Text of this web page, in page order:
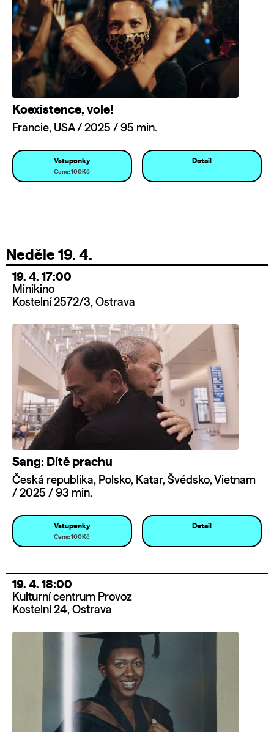
Koexistence, vole!
Francie, USA / 2025 / 95 min.
Vstupenky
Cena: 100Kč
Detail
Neděle 19. 4.
19. 4. 17:00
Minikino
Kostelní 2572/3, Ostrava
Sang: Dítě prachu
Česká republika, Polsko, Katar, Švédsko, Vietnam
/ 2025 / 93 min.
Vstupenky
Cena: 100Kč
Detail
19. 4. 18:00
Kulturní centrum Provoz
Kostelní 24, Ostrava